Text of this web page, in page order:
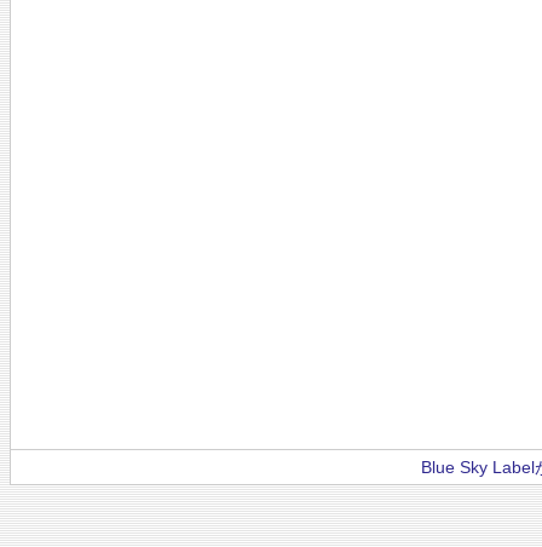
Blue Sky Label